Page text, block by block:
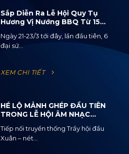
Sắp Diễn Ra Lễ Hội Quy Tụ
Hương Vị Nướng BBQ Từ 15
Quốc Gia Và 120 Loại Bia Thủ
Công
Ngày 21-23/3 tới đây, lần đầu tiên, 6
đại sứ...
XEM CHI TIẾT
HÉ LỘ MẢNH GHÉP ĐẦU TIÊN
TRONG LỄ HỘI ÂM NHẠC
2025
Tiếp nối truyền thống Trẩy hội đầu
Xuân – nét...